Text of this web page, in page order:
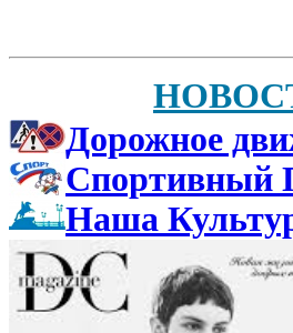
Дорожное
Спортивный
Наша